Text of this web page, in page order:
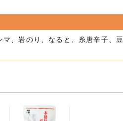
、岩のり、なると、糸唐辛子、